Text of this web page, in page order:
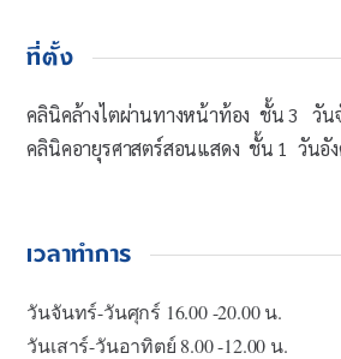
ที่ตั้ง
คลินิคล้างไตผ่านทางหน้าท้อง ชั้น 3 วั
คลินิคอายุรศาสตร์สอนแสดง ชั้น 1 วันอัง
เวลาทำการ
วันจันทร์-วันศุกร์ 16.00 -20.00น.
วันเสาร์-วันอาทิตย์ 8.00 -12.00 น.